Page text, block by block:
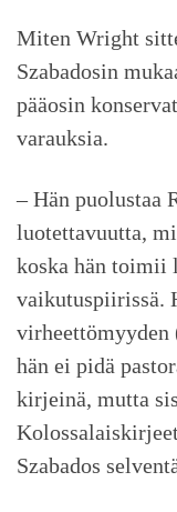
Miten Wright
Szabadosin
pääosin
varauksia.
– Hän puolustaa
luotettavuutta,
koska hän toimii
vaikutuspiirissä.
virheettömyyden
hän ei pidä
kirjeinä, mutta
Szabados